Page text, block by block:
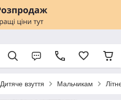
Дитяче взуття Мальчикам